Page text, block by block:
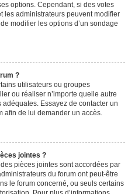
options. Cependant, si des votes
les administrateurs peuvent modifier
modifier les options d’un sondage
?
utilisateurs ou groupes
ou réaliser n’importe quelle autre
Essayez de contacter un
afin de lui demander un accès.
jointes ?
pièces jointes sont accordées par
du forum ont peut-être
le forum concerné, ou seuls certains